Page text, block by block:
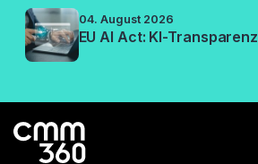
04. August 2026
EU AI Act: KI-